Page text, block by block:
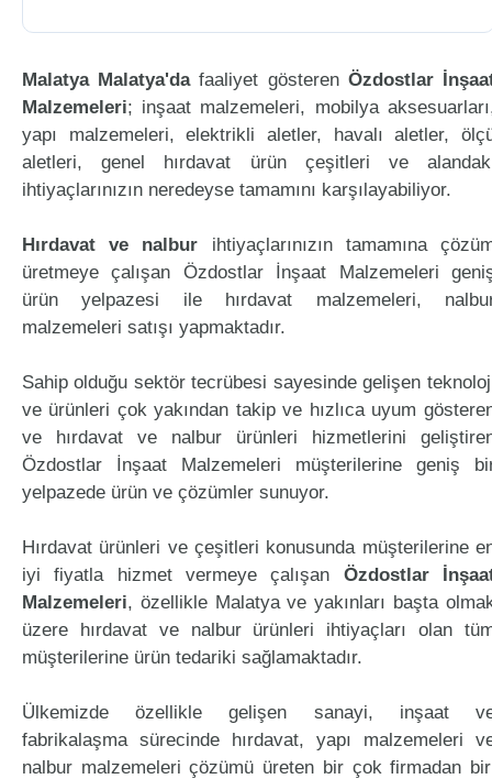
Malatya Malatya'dafaaliyet gösteren Özdostlar
Malzemeleri; inşaat malzemeleri, mobilya
yapı malzemeleri, elektrikli aletler, havalı aletler,
aletleri, genel hırdavat ürün çeşitleri ve
ihtiyaçlarınızın neredeyse tamamını karşılayabiliyor.
Hırdavat ve nalbur ihtiyaçlarınızın tamamına
üretmeye çalışan Özdostlar İnşaat Malzemeleri
ürün yelpazesi ile hırdavat malzemeleri,
malzemeleri satışı yapmaktadır.
Sahip olduğu sektör tecrübesi sayesinde gelişen
ve ürünleri çok yakından takip ve hızlıca uyum
ve hırdavat ve nalbur ürünleri hizmetlerini
Özdostlar İnşaat Malzemeleri müşterilerine geniş
yelpazede ürün ve çözümler sunuyor.
Hırdavat ürünleri ve çeşitleri konusunda müşterilerine
iyi fiyatla hizmet vermeye çalışan Özdostlar
Malzemeleri, özellikle Malatya ve yakınları başta
üzere hırdavat ve nalbur ürünleri ihtiyaçları olan
müşterilerine ürün tedariki sağlamaktadır.
Ülkemizde özellikle gelişen sanayi, inşaat
fabrikalaşma sürecinde hırdavat, yapı malzemeleri
nalbur malzemeleri çözümü üreten bir çok firmadan